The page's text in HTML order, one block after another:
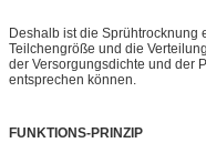
Deshalb ist die Sprühtrocknung
Teilchengröße und die
der Versorgungsdichte und der
entsprechen können.
FUNKTIONS-PRINZIP